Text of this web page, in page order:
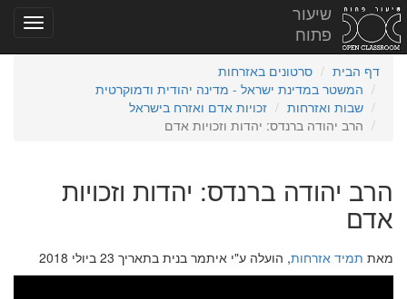
שיעור
פתוח
דף הבית
סרטונים באזרחות
המשטר במדינת ישראל - מדינה יהודית ודמוקרטית
שבות ואזרחות
זכויות אדם ואזרח בישראל
הרב יהודה ברנדס: יהדות וזכויות אדם
הרב יהודה ברנדס: יהדות וזכויות
אדם
מאת תמיד אזרחות, הועלה ע"י איתמר בנית בתאריך 23 ביולי 2018